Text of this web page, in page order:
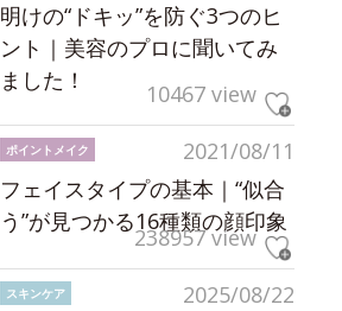
明けの“ドキッ”を防ぐ3つのヒ
ント｜美容のプロに聞いてみ
ました！
10467 view
2021/08/11
ポイントメイク
フェイスタイプの基本｜“似合
う”が見つかる16種類の顔印象
238957 view
2025/08/22
スキンケア